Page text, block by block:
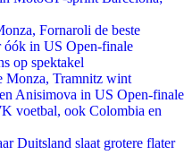
Fornaroli de beste
óók in US Open-finale
op spektakel
Monza, Tramnitz wint
Anisimova in US Open-finale
voetbal, ook Colombia en
Duitsland slaat grotere flater